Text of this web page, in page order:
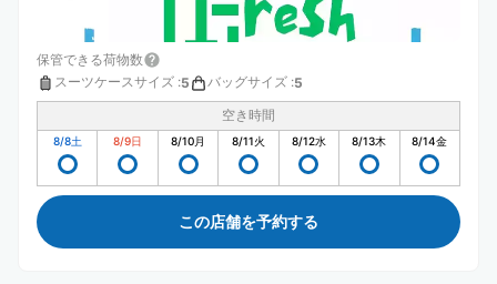
保管できる荷物数
スーツケースサイズ :5 バッグサイズ :5
空き時間
8/8土 8/9日 8/10月 8/11火 8/12水 8/13木 8/14金
この店舗を予約する